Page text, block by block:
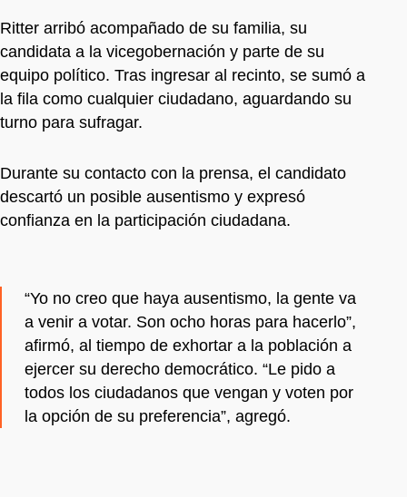
Ritter arribó acompañado de su familia, su
candidata a la vicegobernación y parte de su
equipo político. Tras ingresar al recinto, se sumó a
la fila como cualquier ciudadano, aguardando su
turno para sufragar.
Durante su contacto con la prensa, el candidato
descartó un posible ausentismo y expresó
confianza en la participación ciudadana.
“Yo no creo que haya ausentismo, la gente va
a venir a votar. Son ocho horas para hacerlo”,
afirmó, al tiempo de exhortar a la población a
ejercer su derecho democrático. “Le pido a
todos los ciudadanos que vengan y voten por
la opción de su preferencia”, agregó.